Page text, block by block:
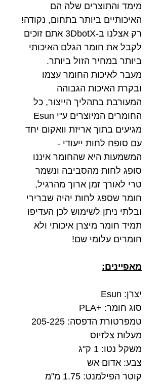
מימד והתוצרים שלה הם
האיכותיים ביותר בתחום, נקודה!
רק אצלנו ב-3DbotX אתם זוכים
לקבל את חומר הגלם האיכותי
ביותר במחיר הזול ביותר.
מעבר לאיכות החומר עצמו
ובקרת האיכות הגבוהה
המעורבת בתהליך הייצור, כל
החומרים המיוצרים ע"י Esun
מגיעים בתוך אריזת וואקום יחד
עם סופח לחות ייעודי -
המשמעות היא שהחומר איננו
סופג לחות מהסביבה ונשמר
טרי לאורך זמן ארוך מהרגיל,
חומר שספג לחות יהיה שברירי
ובלתי ניתן לשימוש לכן העדיפו
תמיד חומר מיצרן איכותי ולא
חומרים עלומי שם!
מאפיינים:
יצרן: Esun
סוג חומר: +PLA
טמפרטורת הדפסה: 205-225
מעלות צלזיוס
משקל נטו: 1 ק"ג
צבע: אדום אש
קוטר הפילמנט: 1.75 מ"מ